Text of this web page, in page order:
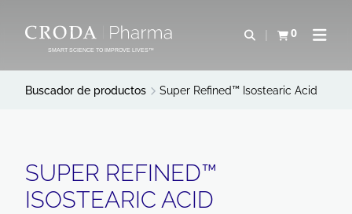
CONTENIDOSMART SCIENCE TO IMPROVE LIVES™
Abrir0
Ver carritoAbrir
Buscador de productos Super Refined™ Isostearic Acid
SUPER REFINED™
ISOSTEARIC ACID